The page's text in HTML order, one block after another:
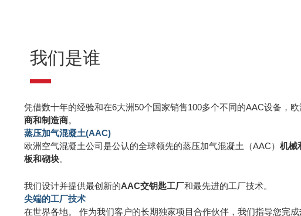
我们是谁
凭借数十年的经验和在6大洲50个国家销售100多个不同的AAC设备，
商和制造商。
蒸压加气混凝土(AAC)
欧洲空气混凝土公司是公认的全球领先的蒸压加气混凝土（AAC） 机械
板和砌块。
我们设计并提供最创新的AAC交钥匙工厂和最先进的工厂技术。
尖端的工厂技术
在世界各地。 作为我们客户的长期独家项目合作伙伴，我们指导您完成